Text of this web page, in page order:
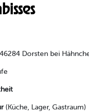
Dorsten bei
(Küche, Lager, Gastraum)